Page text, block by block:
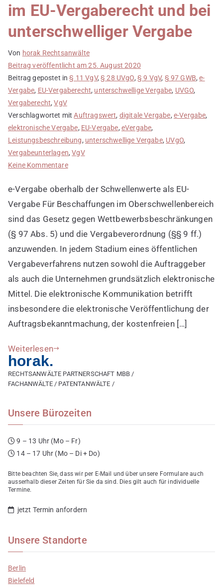
im EU-Vergaberecht und bei
unterschwelliger Vergabe
Von horak Rechtsanwälte
Beitrag veröffentlicht am25. August 2020
Beitrag gepostet in§ 11 VgV,§ 28 UVgO, § 9 VgV, § 97 GWB,e-
Vergabe, EU-Vergaberecht, unterschwellige Vergabe, UVGO,
Vergaberecht,VgV
Verschlagwortet mitAuftragswert, digitale Vergabe, e-Vergabe,
elektronische Vergabe, EU-Vergabe, eVergabe,
Leistungsbeschreibung, unterschwellige Vergabe, UVgO,
Vergabeunterlagen,VgV
Keine Kommentarezu
der
e-
EU-
Vergaberecht
und
bei
unterschwelliger
e-Vergabe oberhalb der Schwellenwerte als EU-
Vergabe Für Beschaffungen im Oberschwellenbereich
sind das Gesetz gegen Wettbewerbsbeschränkungen
(§ 97 Abs. 5) und die Vergabeverordnung (§§ 9 ff.)
anzuwenden. In jedem Stadium eines öffentlichen
Vergabeverfahrens nutzen sowohl die Auftraggeber
als auch die Unternehmen grundsätzlich elektronische
Mittel. Die elektronische Kommunikation betrifft
insbesondere die elektronische Veröffentlichung der
Auftragsbekanntmachung, der kostenfreien […]
Weiterlesen
horak.
RECHTSANWÄLTE PARTNERSCHAFT MBB /
FACHANWÄLTE / PATENTANWÄLTE /
Unsere Bürozeiten
9 – 13 Uhr (Mo – Fr)
14 – 17 Uhr (Mo – Di + Do)
Bitte beachten Sie, dass wir per E-Mail und über unsere Formulare auch
ausserhalb dieser Zeiten für Sie da sind. Dies gilt auch für individuelle
Termine.
jetzt Termin anfordern
Unsere Standorte
Berlin
Bielefeld